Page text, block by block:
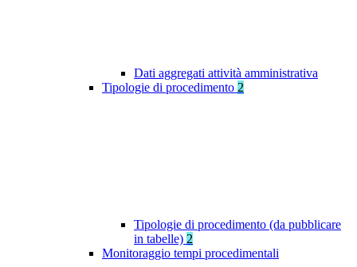
Dati aggregati attività amministrativa
Tipologie di procedimento 2
Tipologie di procedimento (da pubblicare
in tabelle) 2
Monitoraggio tempi procedimentali